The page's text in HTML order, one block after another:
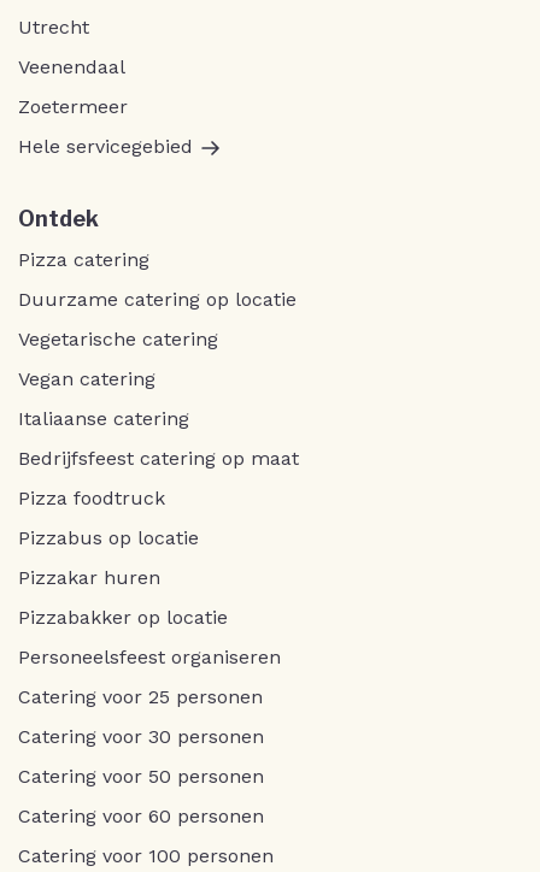
Utrecht
Veenendaal
Zoetermeer
Hele servicegebied
Ontdek
Pizza catering
Duurzame catering op locatie
Vegetarische catering
Vegan catering
Italiaanse catering
Bedrijfsfeest catering op maat
Pizza foodtruck
Pizzabus op locatie
Pizzakar huren
Pizzabakker op locatie
Personeelsfeest organiseren
Catering voor 25 personen
Catering voor 30 personen
Catering voor 50 personen
Catering voor 60 personen
Catering voor 100 personen